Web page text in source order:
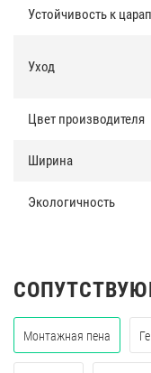
Устойчивость к
Уход
Цвет производителя
Ширина
Экологичность
Монтажная пена